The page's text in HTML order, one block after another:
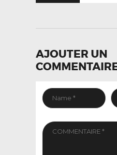
AJOUTER UN